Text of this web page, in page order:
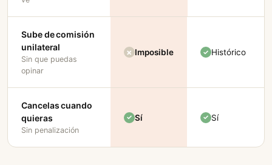
Sube de comisión
unilateral
Sin que puedas
opinar
Imposible Histórico
Cancelas cuando
quieras
Sin penalización
Sí Sí